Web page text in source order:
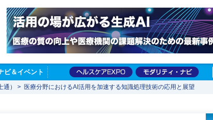
ビ＆イベント
） > 医療分野におけるAI活用を加速する知識処理技術の応用と展望